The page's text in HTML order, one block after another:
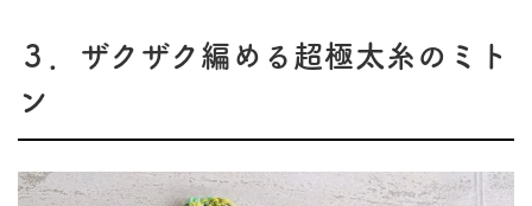
３．ザクザク編める超極太糸のミト
ン